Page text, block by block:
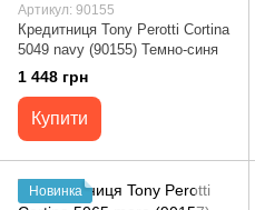
Артикул: 90155
Кредитниця Tony Perotti Cortina
5049 navy (90155) Темно-синя
1 448 грн
Купити
Новинка